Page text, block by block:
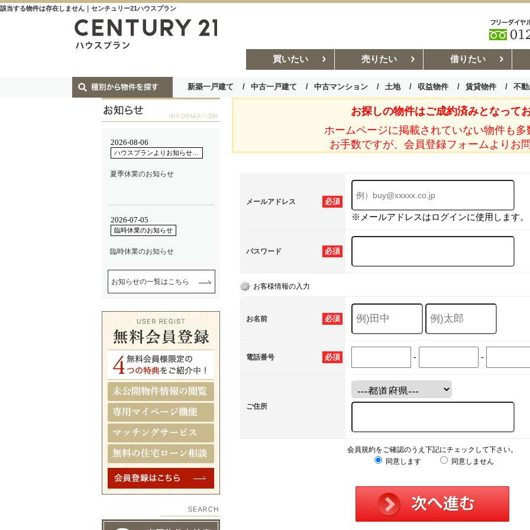
該当する物件は存在しません｜センチュリー21ハウスプラン
買いたい 売りたい 借りたい
新築一戸建て 中古一戸建て 中古マンション 土地 収益物件 賃貸物件 不
お部屋探しコラム 賃貸管理コ
お探しの物件はご成約済みとなってお
ホームページに掲載されていない物件も多
お手数ですが、会員登録フォームよりお
必須
メールアドレス
※メールアドレスはログインに使用します。
必須
パスワード
お客様情報の入力
必須
お名前
必須
電話番号 - -
ご住所
会員規約をご確認のうえ下記にチェックして下さい。
同意します
同意しません
お知らせの一覧はこちら